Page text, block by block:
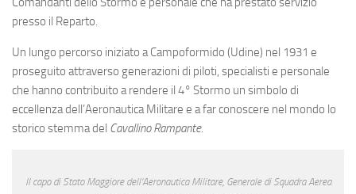
presso il Reparto.
Un lungo percorso iniziato a Campoformido (Udine) nel 1931 e
proseguito attraverso generazioni di piloti, specialisti e personale
che hanno contribuito a rendere il 4° Stormo un simbolo di
eccellenza dell’Aeronautica Militare e a far conoscere nel mondo lo
storico stemma del Cavallino Rampante.
Il capo di Stato Maggiore dell’Aeronautica Militare, Generale di Squadra Aerea